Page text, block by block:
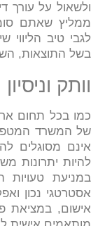
ולשאול על עורך
ממליץ שאתם
לגבי טיב
בשל התוצאות,
וותק וניסיון
כמו בכל תחום
של המשרד המטפל
אינם מסוגלים
להיות יתרונות
במניעת
אסטרטגי נכון
אישום, במציאת